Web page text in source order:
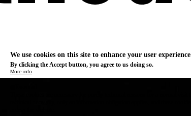
We use cookies on this site to enhance your user experience
By clicking the Accept button, you agree to us doing so.
More info